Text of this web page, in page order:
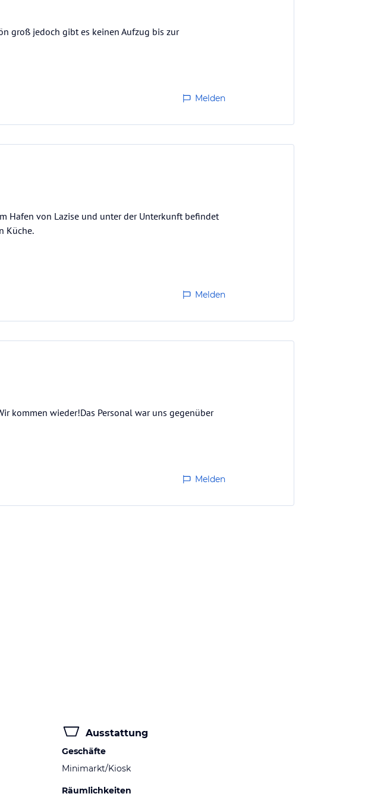
groß jedoch gibt es keinen Aufzug bis zur
Melden
Hafen von Lazise und unter der Unterkunft befindet
Küche.
Melden
kommen wieder!Das Personal war uns gegenüber
Melden
Ausstattung
Geschäfte
Minimarkt/Kiosk
Räumlichkeiten